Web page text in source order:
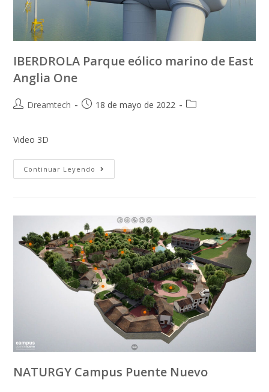
IBERDROLA Parque eólico marino de East
Anglia One
Dreamtech 18 de mayo de 2022
Video 3D
Continuar Leyendo
NATURGY Campus Puente Nuevo